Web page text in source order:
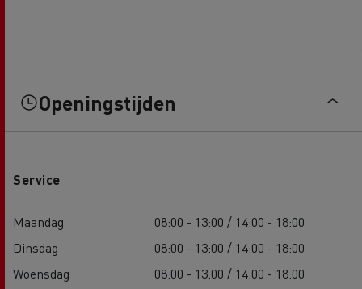
Openingstijden
Service
Maandag
08:00 - 13:00 / 14:00 - 18:00
Dinsdag
08:00 - 13:00 / 14:00 - 18:00
Woensdag
08:00 - 13:00 / 14:00 - 18:00